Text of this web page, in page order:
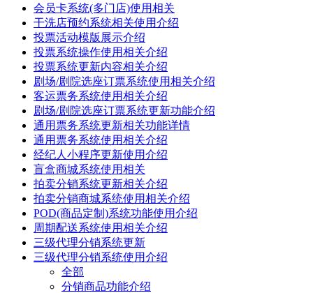
会员卡系统(多门店)使用相关
干洗店预约系统相关使用介绍
投票活动模版展示介绍
投票系统操作使用相关介绍
投票系统更新内容相关介绍
剧场/剧院选座订票系统使用相关介绍
客运票务系统使用相关介绍
剧场/剧院选座订票系统更新功能介绍
通用票务系统更新相关功能详情
通用票务系统使用相关介绍
经纪人小程序更新使用介绍
盲盒商城系统使用相关
拍卖分销系统更新相关介绍
拍卖分销商城系统使用相关介绍
POD(商品定制)系统功能使用介绍
周期配送系统使用相关介绍
三级代理分销系统更新
三级代理分销系统使用介绍
全部
分销商品功能介绍